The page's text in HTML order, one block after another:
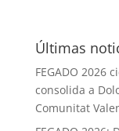
Últimas
FEGADO 2026
consolida a
Comunitat